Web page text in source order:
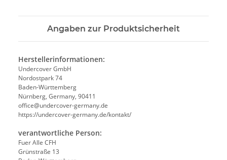
Angaben zur Produktsicherheit
Herstellerinformationen:
Undercover GmbH
Nordostpark 74
Baden-Württemberg
Nürnberg, Germany, 90411
office@undercover-germany.de
https://undercover-germany.de/kontakt/
verantwortliche Person:
Fuer Alle CFH
Grünstraße 13